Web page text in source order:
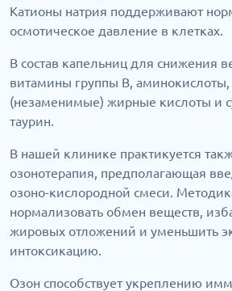
Катионы натрия поддерживают
осмотическое давление в клетках.
В состав капельниц для снижения
витамины группы В, аминокислоты,
(незаменимые) жирные кислоты и
таурин.
В нашей клинике практикуется
озонотерапия, предполагающая
озоно-кислородной смеси.
нормализовать обмен веществ,
жировых отложений и уменьшить
интоксикацию.
Озон способствует укреплению